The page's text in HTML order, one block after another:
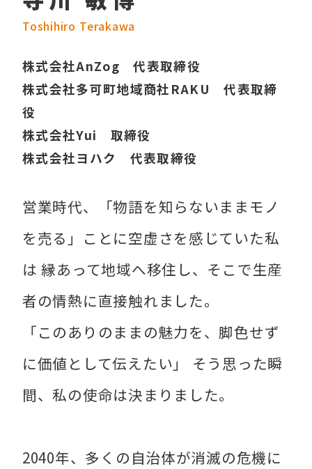
Toshihiro Terakawa
株式会社AnZog 代表取締役
株式会社多可町地域商社RAKU 代表取締
役
株式会社Yui 取締役
株式会社ヨハク 代表取締役
営業時代、「物語を知らないままモノ
を売る」ことに空虚さを感じていた私
は 縁あって地域へ移住し、そこで生産
者の情熱に直接触れました。
「このありのままの魅力を、脚色せず
に価値として伝えたい」 そう思った瞬
間、私の使命は決まりました。
2040年、多くの自治体が消滅の危機に